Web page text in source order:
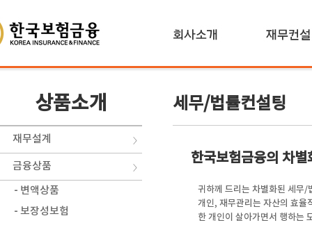
상품소개
재무설계
금융상품
- 변액상품
- 보장성보험
세무/법률컨설팅
한국보험금융의 차
귀하께 드리는 차별화된 세무/
개인, 재무관리는 자산의 효율
한 개인이 살아가면서 행하는